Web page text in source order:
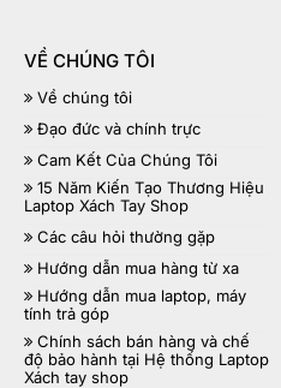
VỀ CHÚNG TÔI
Về chúng tôi
Đạo đức và chính trực
Cam Kết Của Chúng Tôi
15 Năm Kiến Tạo Thương Hiệu
Laptop Xách Tay Shop
Các câu hỏi thường gặp
Hướng dẫn mua hàng từ xa
Hướng dẫn mua laptop, máy
tính trả góp
Chính sách bán hàng và chế
độ bảo hành tại Hệ thống Laptop
Xách tay shop